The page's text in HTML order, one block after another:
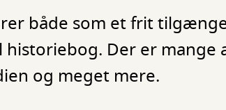
både som et frit
Der er mange
og meget mere.